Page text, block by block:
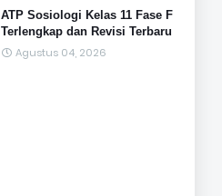
ATP Sosiologi Kelas 11 Fase F
Terlengkap dan Revisi Terbaru
Agustus 04, 2026